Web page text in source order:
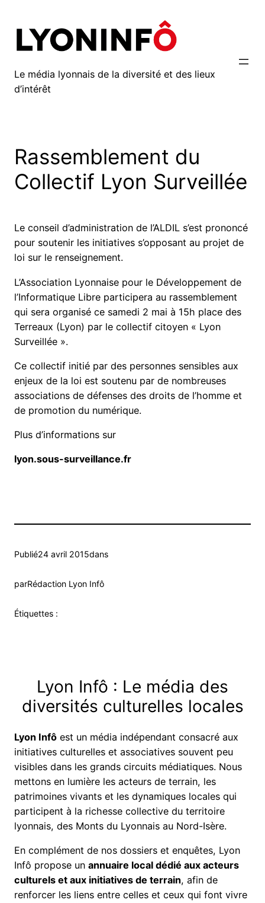
contenu
Le média lyonnais de la diversité et des lieux
d’intérêt
Rassemblement du
Collectif Lyon Surveillée
Le conseil d’administration de l’ALDIL s’est prononcé
pour soutenir les initiatives s’opposant au projet de
loi sur le renseignement.
L’Association Lyonnaise pour le Développement de
l’Informatique Libre participera au rassemblement
qui sera organisé ce samedi 2 mai à 15h place des
Terreaux (Lyon) par le collectif citoyen « Lyon
Surveillée ».
Ce collectif initié par des personnes sensibles aux
enjeux de la loi est soutenu par de nombreuses
associations de défenses des droits de l’homme et
de promotion du numérique.
Plus d’informations sur
lyon.sous-surveillance.fr
Publié24 avril 2015dans
parRédaction Lyon Infô
Étiquettes :
Lyon Infô : Le média des
diversités culturelles locales
Lyon Infô est un média indépendant consacré aux
initiatives culturelles et associatives souvent peu
visibles dans les grands circuits médiatiques. Nous
mettons en lumière les acteurs de terrain, les
patrimoines vivants et les dynamiques locales qui
participent à la richesse collective du territoire
lyonnais, des Monts du Lyonnais au Nord-Isère.
En complément de nos dossiers et enquêtes, Lyon
Infô propose un annuaire local dédié aux acteurs
culturels et aux initiatives de terrain, afin de
renforcer les liens entre celles et ceux qui font vivre